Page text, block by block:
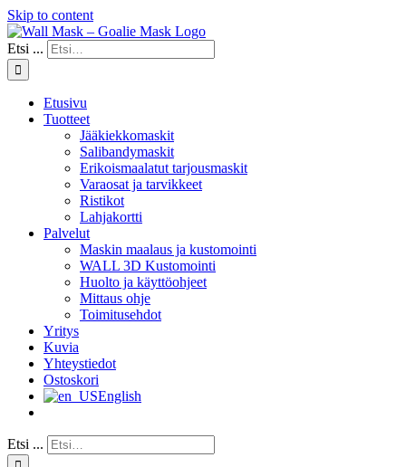
Skip to content
Etsi ...
Etusivu
Tuotteet
Jääkiekkomaskit
Salibandymaskit
Erikoismaalatut tarjousmaskit
Varaosat ja tarvikkeet
Ristikot
Lahjakortti
Palvelut
Maskin maalaus ja kustomointi
WALL 3D Kustomointi
Huolto ja käyttöohjeet
Mittaus ohje
Toimitusehdot
Yritys
Kuvia
Yhteystiedot
Ostoskori
English
Etsi ...